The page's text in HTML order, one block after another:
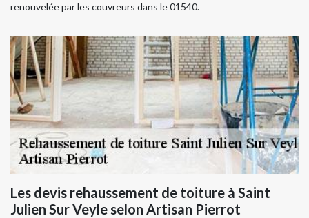
renouvelée par les couvreurs dans le 01540.
Les devis rehaussement de toiture à Saint
Julien Sur Veyle selon Artisan Pierrot